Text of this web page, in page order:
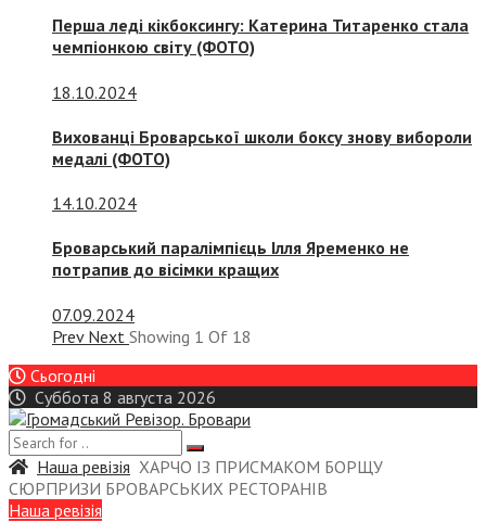
Перша леді кікбоксингу: Катерина Титаренко стала
чемпіонкою світу (ФОТО)
18.10.2024
Вихованці Броварської школи боксу знову вибороли
медалі (ФОТО)
14.10.2024
Броварський паралімпієць Ілля Яременко не
потрапив до вісімки кращих
07.09.2024
Prev Next Showing 1 Of 18
Сьогодні
Суббота 8 августа 2026
Наша ревізія ХАРЧО ІЗ ПРИСМАКОМ БОРЩУ
СЮРПРИЗИ БРОВАРСЬКИХ РЕСТОРАНІВ
Наша ревізія